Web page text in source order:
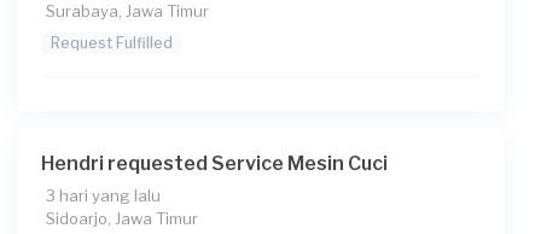
Surabaya, Jawa Timur
Request Fulfilled
Hendri requested Service Mesin Cuci
3 hari yang lalu
Sidoarjo, Jawa Timur